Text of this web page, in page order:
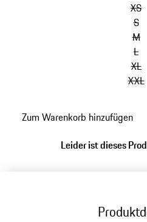
XS
S
M
L
XL
XXL
Zum Warenkorb hinzufügen
Leider ist dieses